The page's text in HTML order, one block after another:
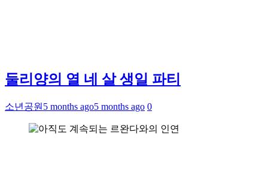
둘리양의 열 네 살 생일 파티
소년공원 5 months ago5 months ago 0